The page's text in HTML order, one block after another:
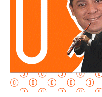
“Son acuerdos
mercado (…) quien
canasta PACIC, el
permite disminuir los